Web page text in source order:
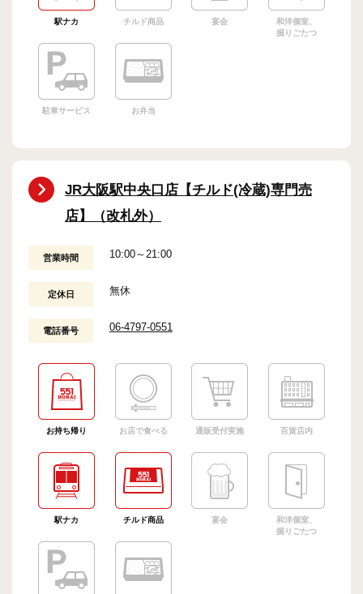
駅ナカ チルド商品 宴会
和洋個室、
掘りごたつ
駐車サービス お弁当
JR大阪駅中央口店【チルド(冷蔵)専門売
店】（改札外）
営業時間 10:00～21:00
定休日 無休
電話番号 06-4797-0551
お持ち帰り お店で食べる 通販受付実施 百貨店内
駅ナカ チルド商品 宴会
和洋個室、
掘りごたつ